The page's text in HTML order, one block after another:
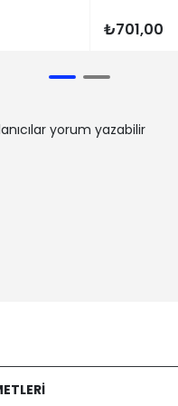
(SB0/1/2_) | 1.5 dCi
(BB3N, CB3N) (Dizel) - 62
RENAULT | CLIO SYMBOL I
(Dizel) - 50 Kw 68 Ps |
₺701,00
yorum yazabilir